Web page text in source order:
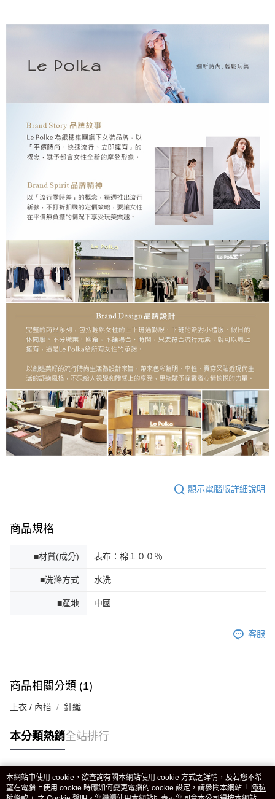
顯示電腦版詳細說明
商品規格
■材質(成分) 表布：棉１００％
■洗滌方式 水洗
■產地 中國
客服
商品相關分類 (1)
上衣 / 內搭 針織
本分類熱銷全站排行
熱門標籤
本網站中使用 cookie，欲查詢有關本網站使用 cookie 方式之詳情，及若您不希
望在電腦上使用 cookie 時應如何變更電腦的 cookie 設定，請參閱本網站「 隱私